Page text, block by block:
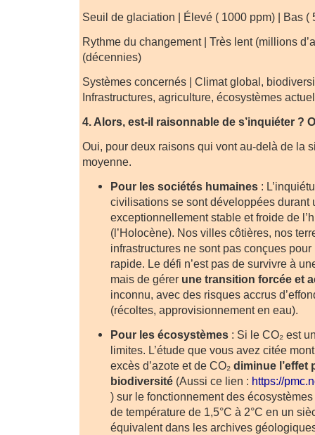
Seuil de glaciation | Élevé ( 1000 ppm) | Bas (
Rythme du changement | Très lent (millions
(décennies)
Systèmes concernés | Climat global,
Infrastructures, agriculture, écosystèmes
4. Alors, est-il raisonnable de s’inquiéter ?
Oui, pour deux raisons qui vont au-delà de la
moyenne.
Pour les sociétés humaines :
civilisations se sont développées durant
exceptionnellement stable et froide de
(l’Holocène). Nos villes côtières, nos
infrastructures ne sont pas conçues
rapide. Le défi n’est pas de survivre à
mais de gérer une transition forcée et
inconnu, avec des risques accrus
(récoltes, approvisionnement en eau).
Pour les écosystèmes : Si le CO₂ est
limites. L’étude que vous avez citée
excès d’azote et de CO₂ diminue l’effet
biodiversité (Aussi ce lien : https://
) sur le fonctionnement des
de température de 1,5°C à 2°C en un
équivalent dans les archives